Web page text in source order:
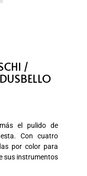
/
el pulido de
Con cuatro
por color para
sus instrumentos